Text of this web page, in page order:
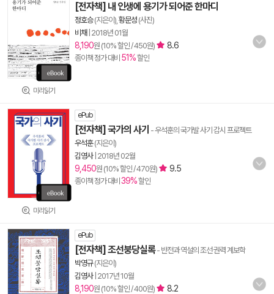
미리읽기
[전자책] 내 인생에 용기가 되어준 한마디
정호승(지은이), 황문성 (사진)
비채 2018년 01월
8,190원 (10% 할인 / 450원) 8.6
종이책 정가 대비 51%할인
미리읽기
ePub
[전자책] 국가의 사기 - 우석훈의 국가발 사기 감시 프로젝트
우석훈(지은이)
김영사| 2018년 02월
9,450원 (10% 할인 / 470원) 9.5
종이책 정가 대비 39%할인
ePub
[전자책] 조선붕당실록- 반전과 역설의 조선 권력 계보학
박영규(지은이)
김영사| 2017년 10월
8,190원 (10% 할인 / 400원) 8.2